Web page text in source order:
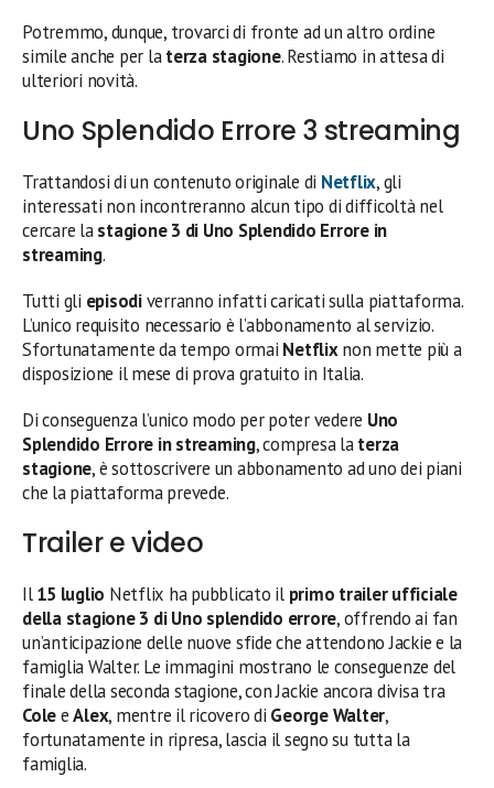
Potremmo, dunque, trovarci di fronte ad un altro ordine
simile anche per laterza stagione. Restiamo in attesa di
ulteriori novità.
Uno Splendido Errore 3 streaming
Trattandosi di un contenuto originale di Netflix, gli
interessati non incontreranno alcun tipo di difficoltà nel
cercare lastagione 3 di Uno Splendido Errore in
streaming.
Tutti gli episodiverranno infatti caricati sulla piattaforma.
L’unico requisito necessario è l’abbonamento al servizio.
Sfortunatamente da tempo ormai Netflixnon mette più a
disposizione il mese di prova gratuito in Italia.
Di conseguenza l’unico modo per poter vedere Uno
Splendido Errore in streaming, compresa laterza
stagione, è sottoscrivere un abbonamento ad uno dei piani
che la piattaforma prevede.
Trailer e video
Il15 luglio Netflix ha pubblicato il primo trailer ufficiale
della stagione 3 di Uno splendido errore, offrendo ai fan
un’anticipazione delle nuove sfide che attendono Jackie e la
famiglia Walter. Le immagini mostrano le conseguenze del
finale della seconda stagione, con Jackie ancora divisa tra
ColeeAlex, mentre il ricovero di George Walter,
fortunatamente in ripresa, lascia il segno su tutta la
famiglia.